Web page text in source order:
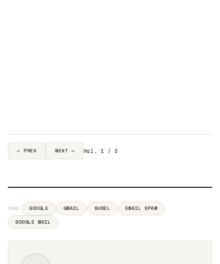
← PREV NEXT → Hal. 1 / 2
TAG: GOOGLE GMAIL SUREL
EMAIL SPAM
GOOGLE MAIL